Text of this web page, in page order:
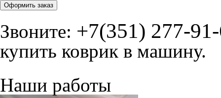
Оформить заказ
Звоните: +7(351) 277-
купить коврик в машину.
Наши работы